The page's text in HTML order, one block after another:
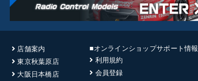
店舗案内
東京秋葉原店
大阪日本橋店
■オンラインショップサポート情報
利用規約
会員登録